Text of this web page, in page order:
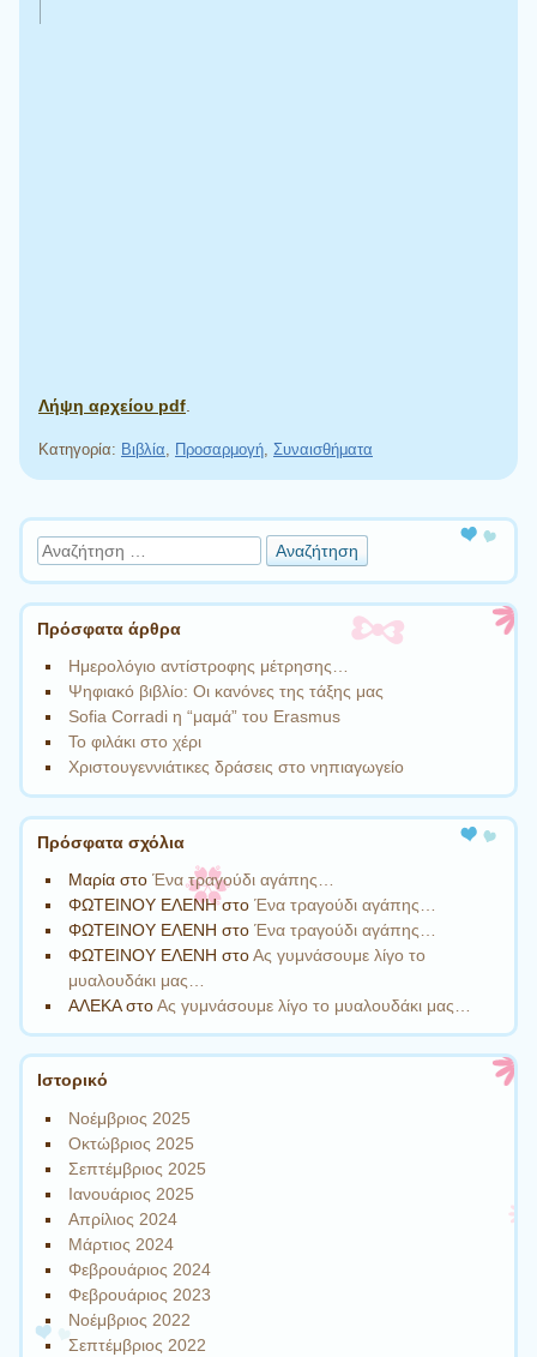
Λήψη αρχείου pdf.
Κατηγορία: Βιβλία, Προσαρμογή, Συναισθήματα
Πλοήγηση άρθρων
Αναζήτηση
Πρόσφατα άρθρα
Ημερολόγιο αντίστροφης μέτρησης…
Ψηφιακό βιβλίο: Οι κανόνες της τάξης μας
Sofia Corradi η “μαμά” του Erasmus
Το φιλάκι στο χέρι
Χριστουγεννιάτικες δράσεις στο νηπιαγωγείο
Πρόσφατα σχόλια
Μαρία στοΈνα τραγούδι αγάπης…
ΦΩΤΕΙΝΟΥ ΕΛΕΝΗστοΈνα τραγούδι αγάπης…
ΦΩΤΕΙΝΟΥ ΕΛΕΝΗ στοΈνα τραγούδι αγάπης…
ΦΩΤΕΙΝΟΥ ΕΛΕΝΗ στοΑς γυμνάσουμε λίγο το
μυαλουδάκι μας…
ΑΛΕΚΑστοΑς γυμνάσουμε λίγο το μυαλουδάκι μας…
Ιστορικό
Νοέμβριος 2025
Οκτώβριος 2025
Σεπτέμβριος 2025
Ιανουάριος 2025
Απρίλιος 2024
Μάρτιος 2024
Φεβρουάριος 2024
Φεβρουάριος 2023
Νοέμβριος 2022
Σεπτέμβριος 2022